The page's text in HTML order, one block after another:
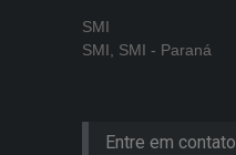
SMI
SMI, SMI - Paraná
Entre em contato